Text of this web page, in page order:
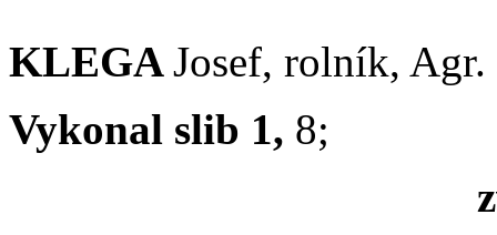
KLEGAJosef, rolník, Agr.
Vykonal slib 1, 8;